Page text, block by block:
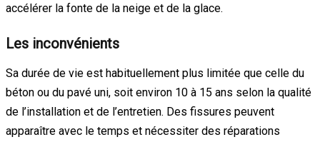
accélérer la fonte de la neige et de la glace.
Les inconvénients
Sa durée de vie est habituellement plus limitée que celle du
béton ou du pavé uni, soit environ 10 à 15 ans selon la qualité
de l’installation et de l’entretien. Des fissures peuvent
apparaître avec le temps et nécessiter des réparations